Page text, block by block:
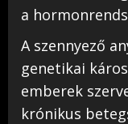
a
A szennyező
genetikai
emberek
krónikus